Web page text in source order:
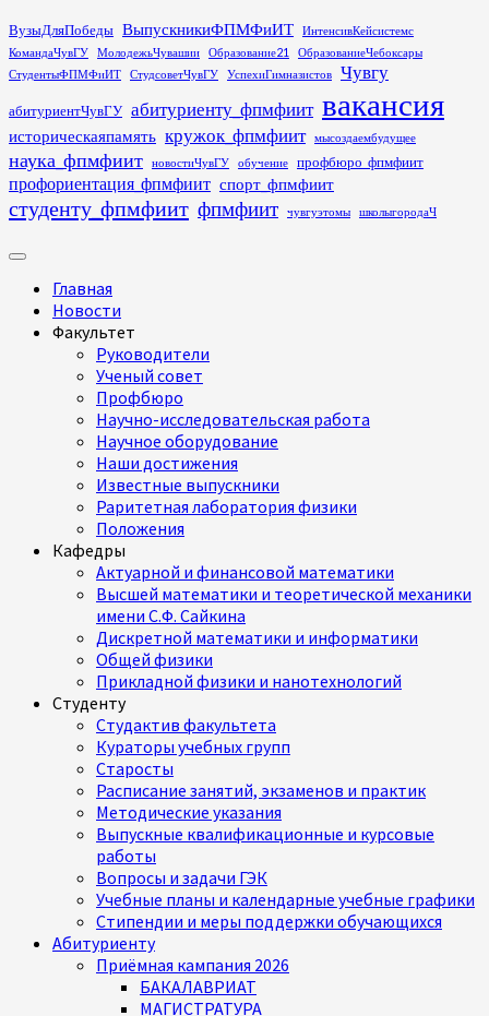
Перейти
к
содержимому
ВузыДляПобеды ВыпускникиФПМФиИТ
ИнтенсивКейсистемс
КомандаЧувГУ
МолодежьЧувашии Образование21
ОбразованиеЧебоксары
СтудентыФПМФиИТ
СтудсоветЧувГУ УспехиГимназистов Чувгу
абитуриентЧувГУ абитуриенту_фпмфиит вакансия
историческаяпамять кружок_фпмфиит мысоздаембудущее
наука_фпмфиит новостиЧувГУ обучение профбюро_фпмфиит
профориентация_фпмфиит спорт_фпмфиит
студенту_фпмфиит фпмфиит чувгуэтомы школыгородаЧ
Основное
Главная
Новости
Факультет
Руководители
Ученый совет
Профбюро
Научно-исследовательская работа
Научное оборудование
Наши достижения
Известные выпускники
Раритетная лаборатория физики
Положения
Кафедры
Актуарной и финансовой математики
Высшей математики и теоретической механики
имени С.Ф. Сайкина
Дискретной математики и информатики
Общей физики
Прикладной физики и нанотехнологий
Студенту
Студактив факультета
Кураторы учебных групп
Старосты
Расписание занятий, экзаменов и практик
Методические указания
Выпускные квалификационные и курсовые
работы
Вопросы и задачи ГЭК
Учебные планы и календарные учебные графики
Стипендии и меры поддержки обучающихся
Абитуриенту
Приёмная кампания 2026
БАКАЛАВРИАТ
МАГИСТРАТУРА